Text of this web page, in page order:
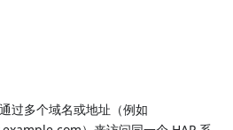
过多个域名或地址（例如